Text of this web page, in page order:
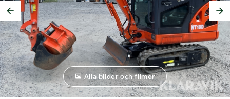
Alla bilder och filmer